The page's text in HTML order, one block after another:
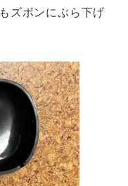
ズボンにぶら下げ